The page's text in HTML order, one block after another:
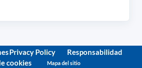
Privacy Policy
Responsabilidad
cookies
Mapa del sitio